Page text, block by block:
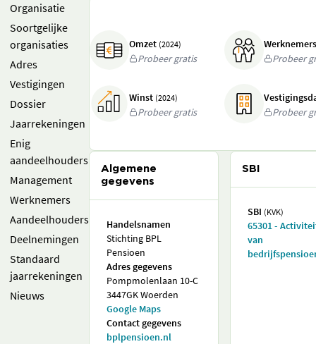
Organisatie
Soortgelijke
organisaties
Adres
Vestigingen
Dossier
Jaarrekeningen
Enig
aandeelhouders
Management
Werknemers
Aandeelhouders
Deelnemingen
Standaard
jaarrekeningen
Nieuws
Omzet (2024)
Probeer gratis
Probeer
Winst (2024)
Probeer gratis
Probeer
Algemene
gegevens
Handelsnamen
Stichting BPL
Pensioen
Adres gegevens
Pompmolenlaan 10-C
3447GK Woerden
Google Maps
Contact gegevens
bplpensioen.nl
SBI
SBI (KVK)
65301 -
van